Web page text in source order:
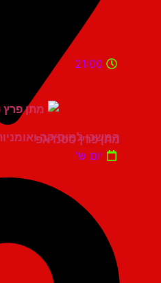
המשכן למוסיקה ואומניות
21:00
מתן פרץ סטנדאפ
יום ש'